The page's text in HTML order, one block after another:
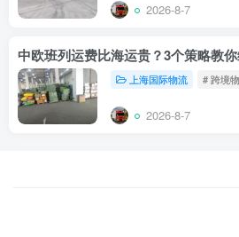
2026-8-7
中欧班列运费比海运贵？3个策略教
上海国际物流 # 跨境
2026-8-7